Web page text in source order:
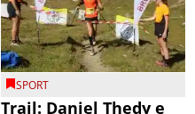
SPORT
Trail: Daniel Thedy e